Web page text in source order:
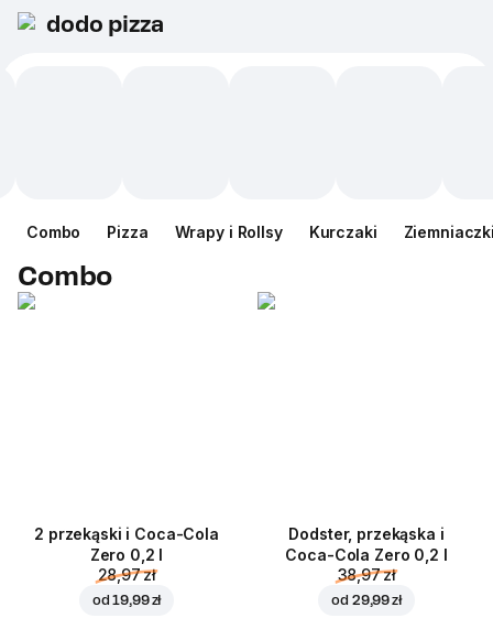
dodo pizza
Сombo Pizza Wrapy i Rollsy Kurczaki
Сombo
2 przekąski i Coca-Cola
Zero 0,2 l
28,97 zł
od19,99 zł
Dodster, przekąska i
Coca-Cola Zero 0,2 l
38,97 zł
od 29,99 zł